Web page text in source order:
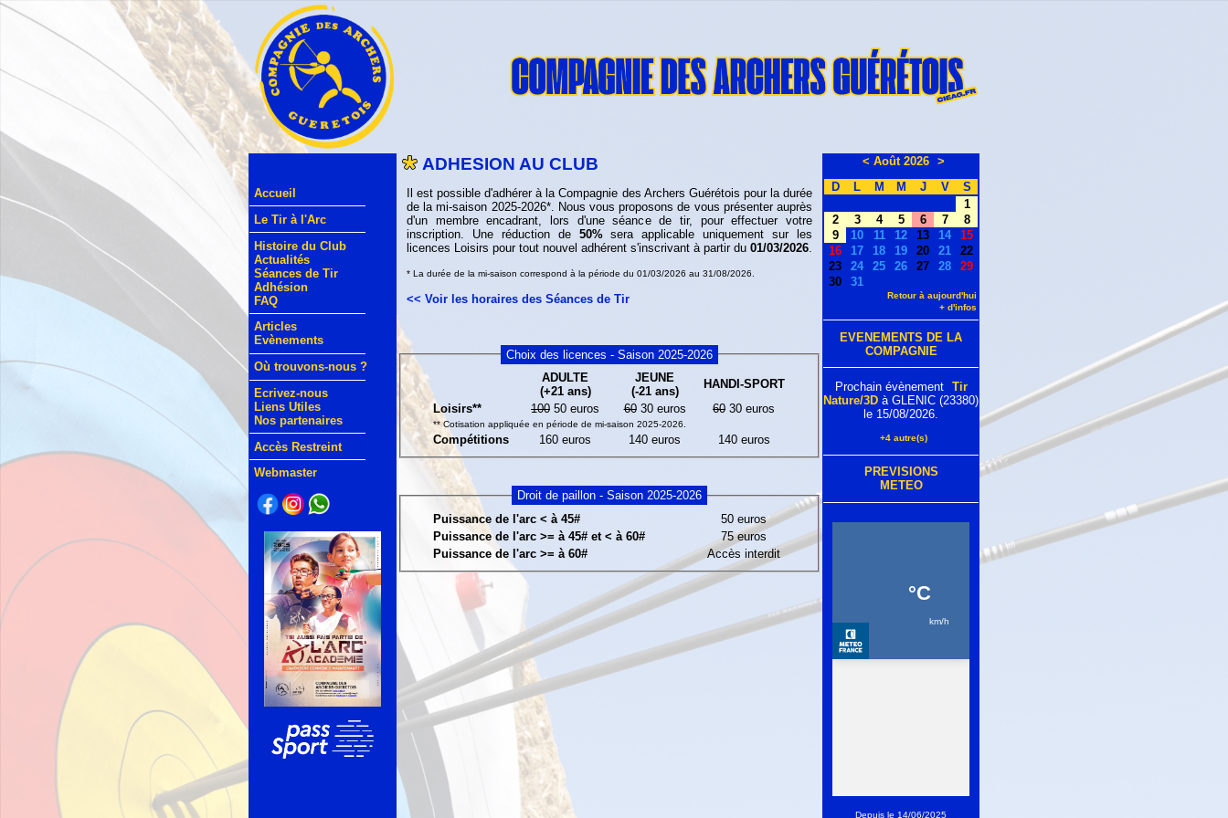
Accueil
Le Tir à l'Arc
Histoire du Club
Actualités
Séances de Tir
Adhésion
FAQ
Articles
Evènements
Où trouvons-nous ?
Ecrivez-nous
Liens Utiles
Nos partenaires
Accès Restreint
Webmaster
ADHESION AU CLUB
Il est possible d'adhérer à la Compagnie des Archers Guérétois pour la durée
de la mi-saison 2025-2026*. Nous vous proposons de vous présenter auprès
d'un membre encadrant, lors d'une séance de tir, pour effectuer votre
inscription. Une réduction de 50%sera applicable uniquement sur les
licences Loisirs pour tout nouvel adhérent s'inscrivant à partir du 01/03/2026
* La durée de la mi-saison correspond à la période du 01/03/2026 au 31/08/2026.
<< Voir les horaires des Séances de Tir
Choix des licences - Saison 2025-2026
ADULTE
(+21 ans)
JEUNE
(-21 ans)
HANDI-SPORT
Loisirs**
100 50 euros 6030 euros 60 30 euros
** Cotisation appliquée en période de mi-saison 2025-2026.
Compétitions 160 euros 140 euros 140 euros
Droit de paillon - Saison 2025-2026
Puissance de l'arc < à 45#
50 euros
Puissance de l'arc >= à 45# et < à 60#
75 euros
Puissance de l'arc >= à 60#
Accès interdit
< Août 2026 >
D
L M M J V
S
1
2
3 4 5 6 7
8
9
10 11 12 13 14
15
16
17 18 19 20 21
22
23
24 25 26 27 28
29
30
31
Retour à aujourd'hui
+ d'infos
EVENEMENTS DE LA
COMPAGNIE
Prochain évènement Tir
Nature/3D à GLENIC (23380)
le 15/08/2026.
+4 autre(s)
PREVISIONS
METEO
Depuis le 14/06/2025